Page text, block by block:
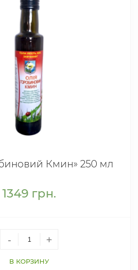
Кмин» 250 мл
1349 грн.
- +
В КОРЗИНУ